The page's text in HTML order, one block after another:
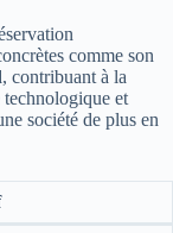
comme son
, contribuant à la
et
société de plus en